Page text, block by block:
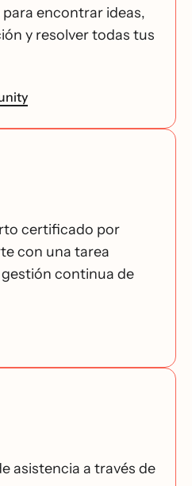
encontrar ideas,
y resolver todas tus
certificado por
con una tarea
continua de
asistencia a través de